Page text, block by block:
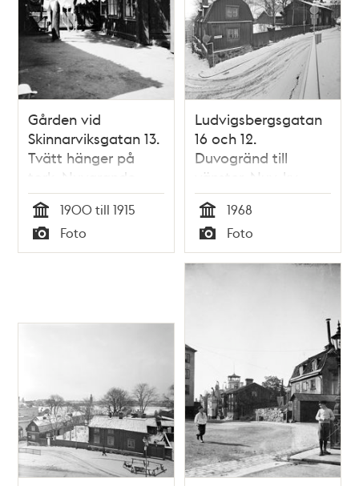
Gården vid
Skinnarviksgatan 13.
Tvätt hänger på
tork. Nuvarande
Ludvigsbergsgatan
12, kv. Ludvigsberg
Tid
1900 till 1915
Typ
Foto
Ludvigsbergsgatan
16 och 12.
Duvogränd till
vänster. Nuv. kv.
Ludvigsberg
Tid
1968
Typ
Foto